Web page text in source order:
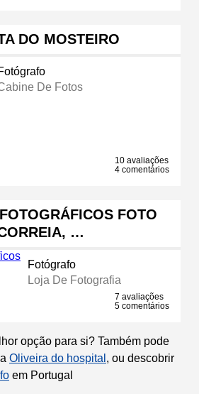
DO MOSTEIRO
De Fotos
10 avaliações
4 comentários
FOTO
…
Fotógrafo
Loja De Fotografia
7 avaliações
5 comentários
opção para si? Também pode
Oliveira do hospital , ou descobrir
em Portugal